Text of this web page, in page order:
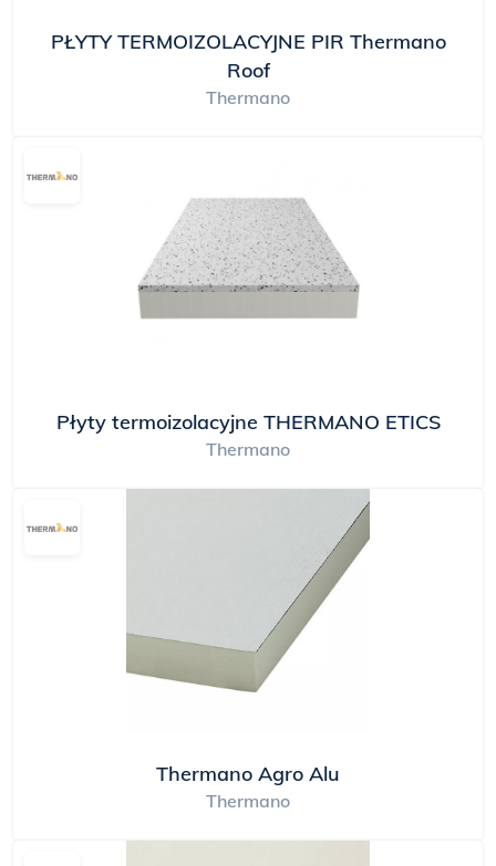
PŁYTY TERMOIZOLACYJNE PIR Thermano
Roof
Thermano
Płyty termoizolacyjne THERMANO ETICS
Thermano
Thermano Agro Alu
Thermano